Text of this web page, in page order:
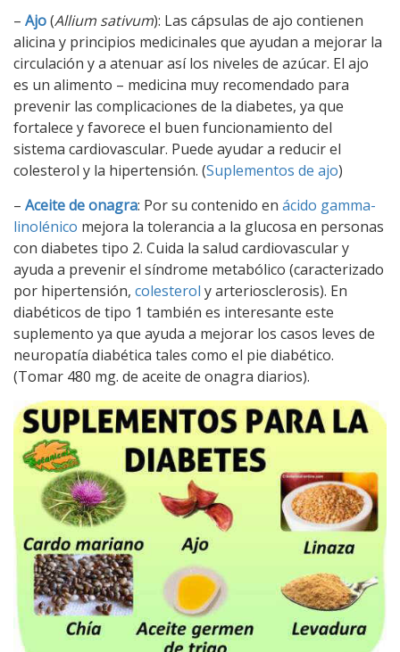
– Ajo(Allium sativum): Las cápsulas de ajo contienen
alicina y principios medicinales que ayudan a mejorar la
circulación y a atenuar así los niveles de azúcar. El ajo
es un alimento – medicina muy recomendado para
prevenir las complicaciones de la diabetes, ya que
fortalece y favorece el buen funcionamiento del
sistema cardiovascular. Puede ayudar a reducir el
colesterol y la hipertensión. (Suplementos de ajo)
– Aceite de onagra: Por su contenido en ácido gamma-
linolénico mejora la tolerancia a la glucosa en personas
con diabetes tipo 2. Cuida la salud cardiovascular y
ayuda a prevenir el síndrome metabólico (caracterizado
por hipertensión, colesterol y arteriosclerosis). En
diabéticos de tipo 1 también es interesante este
suplemento ya que ayuda a mejorar los casos leves de
neuropatía diabética tales como el pie diabético.
(Tomar 480 mg. de aceite de onagra diarios).